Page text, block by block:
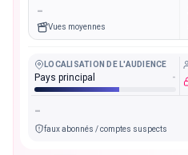
-
Vues moyennes
LOCALISATION DE L'AUDIENCE
Pays principal -
-
faux abonnés / comptes suspects